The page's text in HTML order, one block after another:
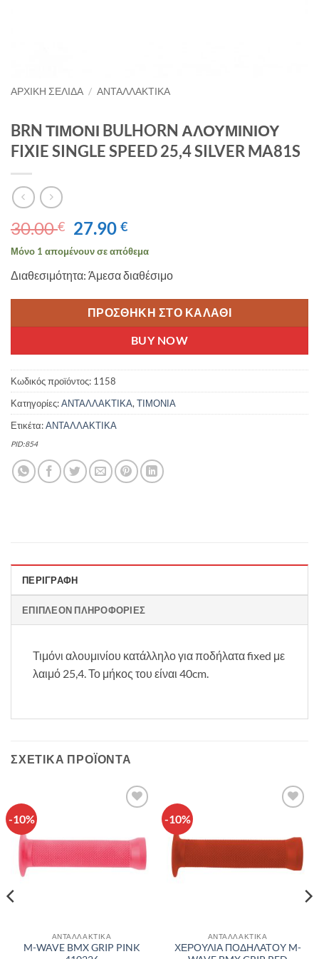
ΑΡΧΙΚΉ ΣΕΛΊΔΑ / ΑΝΤΑΛΛΑΚΤΙΚΑ
BRN ΤΙΜΟΝΙ BULHORN ΑΛΟΥΜΙΝΙΟΥ
FIXIE SINGLE SPEED 25,4 SILVER MA81S
30.00€ Original
price
was:
30.00 €.
27.90€Η
τρέχουσα
τιμή
είναι:
27.90 €.
Μόνο 1 απομένουν σε απόθεμα
Διαθεσιμότητα: Άμεσα διαθέσιμο
ΠΡΟΣΘΉΚΗ ΣΤΟ ΚΑΛΆΘΙ
BUY NOW
Κωδικός προϊόντος: 1158
Κατηγορίες:ΑΝΤΑΛΛΑΚΤΙΚΑ, ΤΙΜΟΝΙΑ
Ετικέτα:ΑΝΤΑΛΛΑΚΤΙΚΑ
PID:854
ΠΕΡΙΓΡΑΦΉ
ΕΠΙΠΛΈΟΝ ΠΛΗΡΟΦΟΡΊΕΣ
Τιμόνι αλουμινίου κατάλληλο για ποδήλατα fixed με
λαιμό 25,4. Το μήκος του είναι 40cm.
ΣΧΕΤΙΚΆ ΠΡΟΪΌΝΤΑ
-10%
επιθυμιών
ΑΝΤΑΛΛΑΚΤΙΚΑ
M-WAVE BMX GRIP PINK
-10%
επιθυμιών
ΑΝΤΑΛΛΑΚΤΙΚΑ
ΧΕΡΟΥΛΙΑ ΠΟΔΗΛΑΤΟΥ M-